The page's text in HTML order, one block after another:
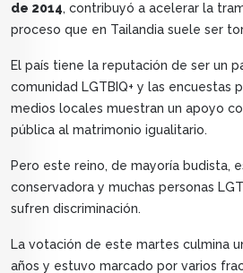
de 2014, contribuyó a acelerar la
proceso que en Tailandia suele ser
El país tiene la reputación de ser un
comunidad LGTBIQ+ y las encuestas
medios locales muestran un apoyo
pública al matrimonio igualitario.
Pero este reino, de mayoría budista,
conservadora y muchas personas
sufren discriminación.
La votación de este martes culmina
años y estuvo marcado por varios